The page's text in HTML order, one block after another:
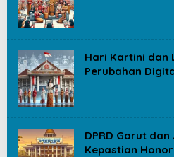
Hari Kartini dan
Perubahan
DPRD Garut
Kepastian